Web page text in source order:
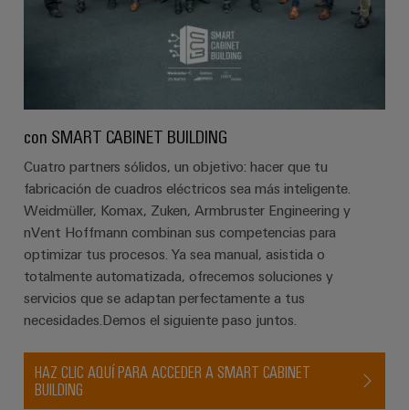
del
agua
de
aguas
residuales
de
IoT
Centre
Novedades
de producto
Conectividad
práctica para
Nuestras
novedades
para
con SMART CABINET BUILDING
Cuatro partners sólidos, un objetivo: hacer que tu
fabricación de cuadros eléctricos sea más inteligente.
Weidmüller, Komax, Zuken, Armbruster Engineering y
nVent Hoffmann combinan sus competencias para
optimizar tus procesos. Ya sea manual, asistida o
totalmente automatizada, ofrecemos soluciones y
servicios que se adaptan perfectamente a tus
necesidades.Demos el siguiente paso juntos.
HAZ CLIC AQUÍ PARA ACCEDER A SMART CABINET
BUILDING